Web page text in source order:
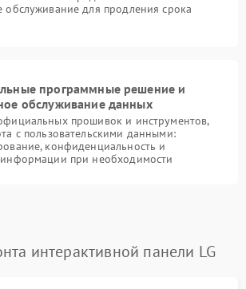
обслуживание для продления срока
программные решение и
обслуживание данных
прошивок и инструментов,
с пользовательскими данными:
конфиденциальность и
информации при необходимости
интерактивной панели LG